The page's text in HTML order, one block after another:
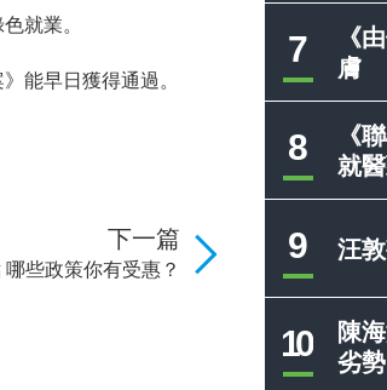
7
《
膚
8
《
就
9 汪
10
陳
劣勢
就業。
能早日獲得通過。
下一篇
哪些政策你有受惠？